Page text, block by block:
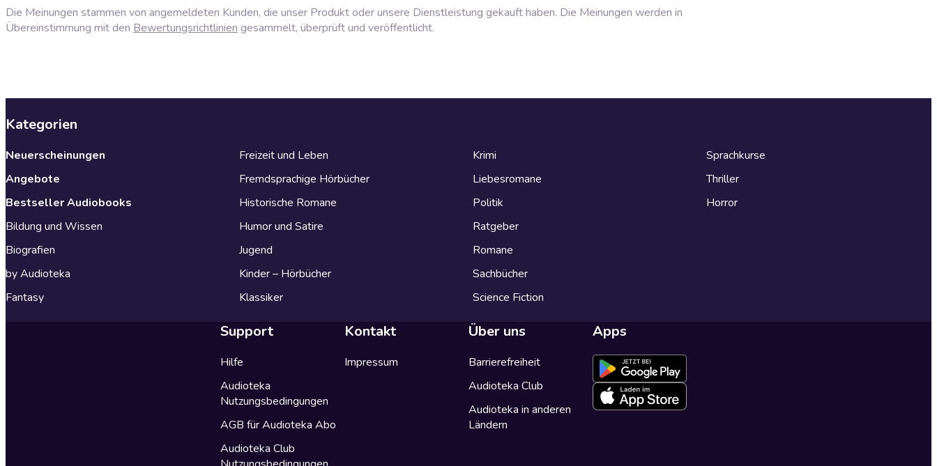
Die Meinungen stammen von angemeldeten Kunden, die unser Produkt oder unsere Dienstleistung gekauft haben. Die Meinungen werden in
Übereinstimmung mit den Bewertungsrichtlinien gesammelt, überprüft und veröffentlicht.
Kategorien
Neuerscheinungen
Angebote
Bestseller Audiobooks
Bildung und Wissen
Biografien
by Audioteka
Fantasy
Freizeit und Leben
Fremdsprachige Hörbücher
Historische Romane
Humor und Satire
Jugend
Kinder – Hörbücher
Klassiker
Krimi
Liebesromane
Politik
Ratgeber
Romane
Sachbücher
Science Fiction
Sprachkurse
Thriller
Horror
Support
Hilfe
Audioteka
Nutzungsbedingungen
AGB für Audioteka Abo
Audioteka Club
Kontakt
Impressum
Über uns
Barrierefreiheit
Audioteka Club
Audioteka in anderen
Ländern
Apps